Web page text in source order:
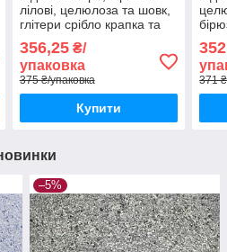
лілові, целюлоза та шовк,
глітери срібло крапка та
"Макс-Колор", Тип 173/2
356,25₴/
упаковка
375 ₴/упаковка
Купити
Тип
371
–5%